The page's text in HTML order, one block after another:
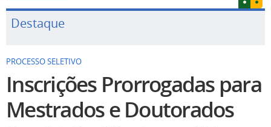
Destaque
PROCESSO SELETIVO
Inscrições Prorrogadas para
Mestrados e Doutorados